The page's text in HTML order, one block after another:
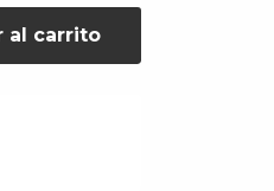
al carrito